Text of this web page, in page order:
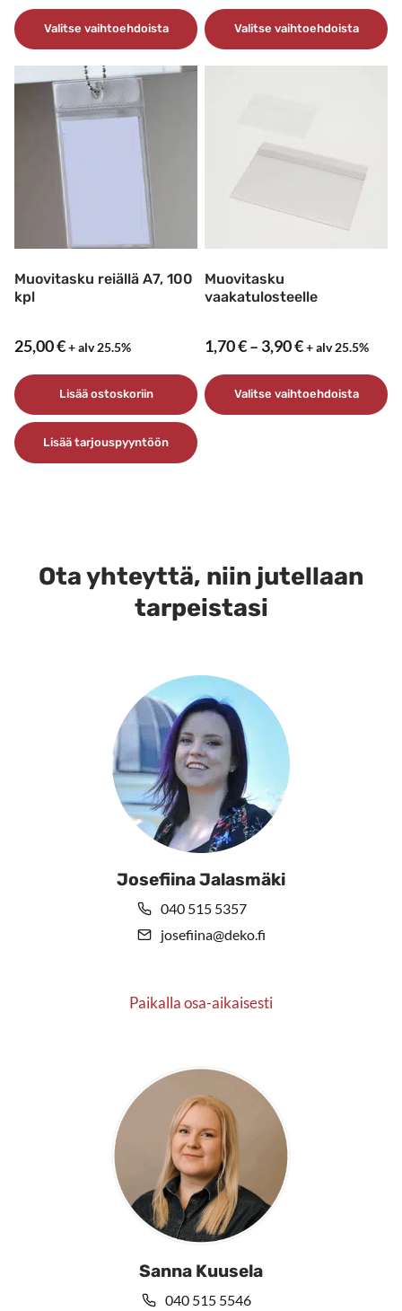
–
19,50 €
Valitse vaihtoehdoista
Tällä
tuotteella
useampi
muunnelma.
valinnat
tuotteen
sivulla.
–
1,05 €
Valitse vaihtoehdoista
Tällä
muunnelma.
tehdä
tuotteen
sivulla.
Muovitasku reiällä A7, 100
kpl
25,00€+ alv 25.5%
Lisää ostoskoriin
Lisää tarjouspyyntöön
Muovitasku
vaakatulosteelle
1,70€– 3,90€Hintaluokka:
–
3,90 €
+ alv 25.5%
Valitse vaihtoehdoista
tehdä
valinnat
tuotteen
Ota yhteyttä, niin jutellaan
tarpeistasi
Josefiina Jalasmäki
040 515 5357
josefiina@deko.fi
Paikalla osa-aikaisesti
Sanna Kuusela
040 515 5546